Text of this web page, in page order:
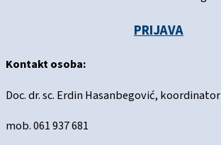
PRIJAVA
Kontakt osoba:
Doc. dr. sc. Erdin Hasanbegović,
mob. 061 937 681